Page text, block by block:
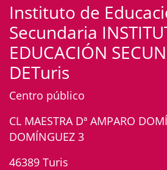
Instituto de
Secundaria
EDUCACIÓN
DETuris
Centro público
CL MAESTRA Dª AMPARO
DOMÍNGUEZ 3
46389 Turis